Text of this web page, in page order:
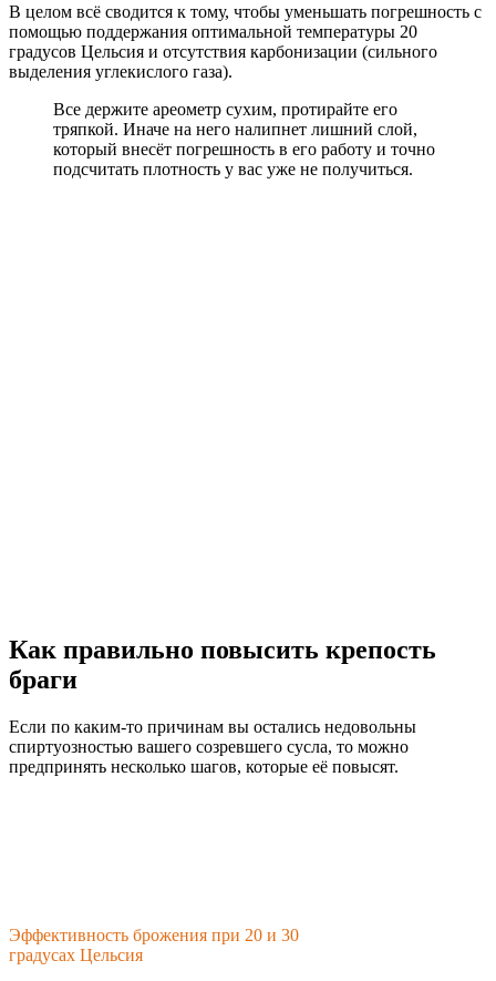
В целом всё сводится к тому, чтобы уменьшать погрешность с
помощью поддержания оптимальной температуры 20
градусов Цельсия и отсутствия карбонизации (сильного
выделения углекислого газа).
Все держите ареометр сухим, протирайте его
тряпкой. Иначе на него налипнет лишний слой,
который внесёт погрешность в его работу и точно
подсчитать плотность у вас уже не получиться.
Как правильно повысить крепость
браги
Если по каким-то причинам вы остались недовольны
спиртуозностью вашего созревшего сусла, то можно
предпринять несколько шагов, которые её повысят.
Эффективность брожения при 20 и 30
градусах Цельсия